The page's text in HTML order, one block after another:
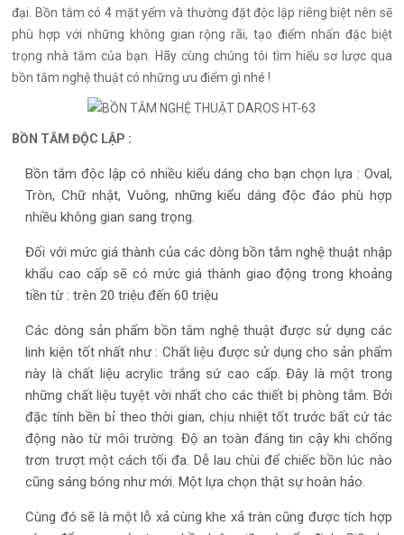
đại. Bồn tắm có 4 mặt yếm và thường đặt độc lập riêng biệt nên sẽ
phù hợp với những không gian rộng rãi, tạo điểm nhấn đặc biệt
trọng nhà tắm của bạn. Hãy cùng chúng tôi tìm hiểu sơ lược qua
bồn tắm nghệ thuật có những ưu điểm gì nhé !
BỒN TẮM ĐỘC LẬP :
Bồn tắm độc lập có nhiều kiểu dáng cho bạn chọn lựa : Oval,
Tròn, Chữ nhật, Vuông, những kiểu dáng độc đáo phù hợp
nhiều không gian sang trọng.
Đối với mức giá thành của các dòng bồn tắm nghệ thuật nhập
khẩu cao cấp sẽ có mức giá thành giao động trong khoảng
tiền từ : trên 20 triệu đến 60 triệu
Các dòng sản phẩm bồn tắm nghệ thuật được sử dụng các
linh kiện tốt nhất như : Chất liệu được sử dụng cho sản phẩm
này là chất liệu acrylic trắng sứ cao cấp. Đây là một trong
những chất liệu tuyệt vời nhất cho các thiết bị phòng tắm. Bởi
đặc tính bền bỉ theo thời gian, chịu nhiệt tốt trước bất cứ tác
động nào từ môi trường. Độ an toàn đáng tin cậy khi chống
trơn trượt một cách tối đa. Dễ lau chùi để chiếc bồn lúc nào
cũng sáng bóng như mới. Một lựa chọn thật sự hoàn hảo.
Cùng đó sẽ là một lỗ xả cùng khe xả tràn cũng được tích hợp